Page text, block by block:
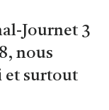
Journet 3
nous
et surtout